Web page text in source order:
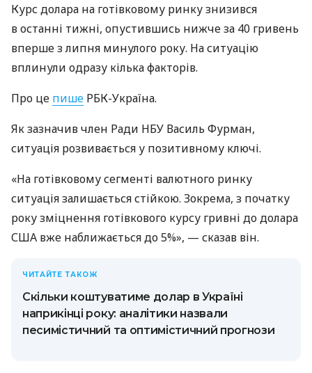
Курс долара на готівковому ринку знизився
в останні тижні, опустившись нижче за 40 гривень
вперше з липня минулого року. На ситуацію
вплинули одразу кілька факторів.
Про це пише РБК-Україна.
Як зазначив член Ради НБУ Василь Фурман,
ситуація розвивається у позитивному ключі.
«На готівковому сегменті валютного ринку
ситуація залишається стійкою. Зокрема, з початку
року зміцнення готівкового курсу гривні до долара
США вже наближається до 5%», — сказав він.
ЧИТАЙТЕ ТАКОЖ
Скільки коштуватиме долар в Україні
наприкінці року: аналітики назвали
песимістичний та оптимістичний прогнози